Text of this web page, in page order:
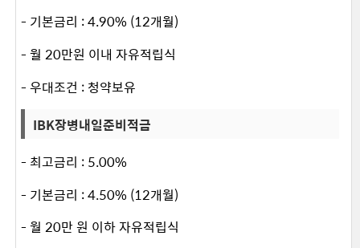
- 기본금리 : 4.90% (12개월)
- 월 20만원 이내 자유적립식
- 우대조건 : 청약보유
IBK장병내일준비적금
- 최고금리 : 5.00%
- 기본금리 : 4.50% (12개월)
- 월 20만 원 이하 자유적립식